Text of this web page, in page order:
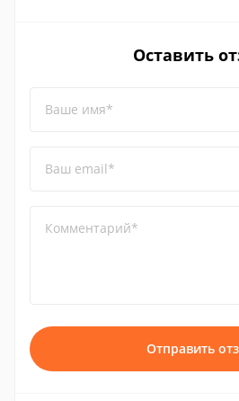
Оставить
Ваше имя*
Ваш email*
Комментарий*
Отправить